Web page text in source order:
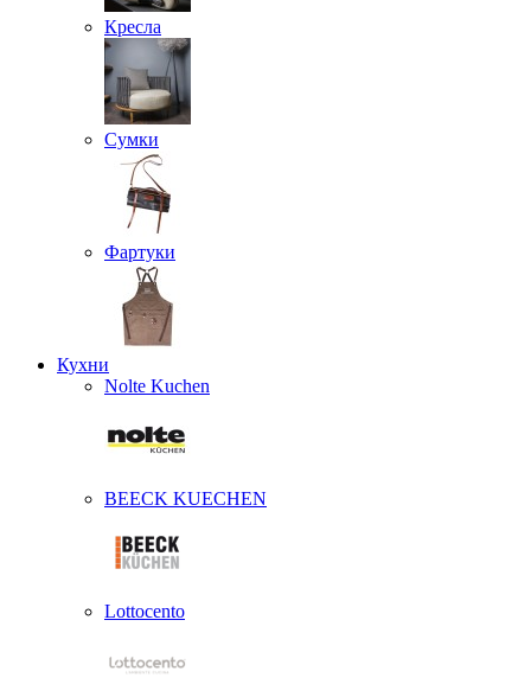
Кресла
Сумки
Фартуки
Кухни
Nolte Kuchen
BEECK KUECHEN
Lottocento